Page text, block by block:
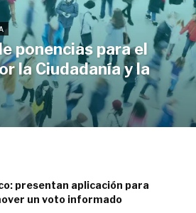
ponencias para el
la Ciudadanía y la
presentan aplicación para
un voto informado